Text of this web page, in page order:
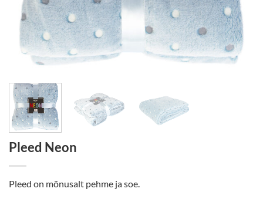
Pleed Neon
Pleed on mõnusalt pehme ja soe.